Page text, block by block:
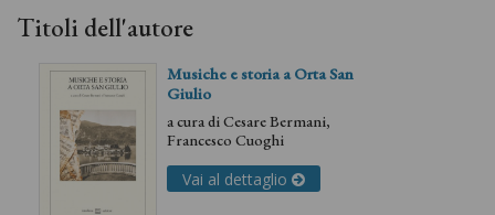
Titoli dell'autore
Musiche e storia a Orta San
Giulio
a cura diCesare Bermani,
Francesco Cuoghi
Vai al dettaglio